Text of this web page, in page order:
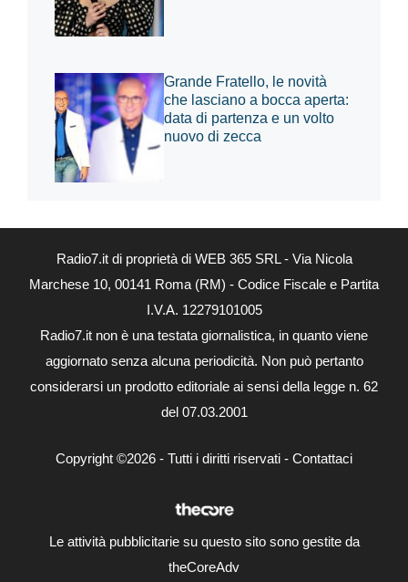
Grande Fratello, le novità
che lasciano a bocca aperta:
data di partenza e un volto
nuovo di zecca
Radio7.it di proprietà di WEB 365 SRL - Via Nicola
Marchese 10, 00141 Roma (RM) - Codice Fiscale e Partita
I.V.A. 12279101005
Radio7.it non è una testata giornalistica, in quanto viene
aggiornato senza alcuna periodicità. Non può pertanto
considerarsi un prodotto editoriale ai sensi della legge n. 62
del 07.03.2001
Copyright ©2026 - Tutti i diritti riservati - Contattaci
Le attività pubblicitarie su questo sito sono gestite da
theCoreAdv